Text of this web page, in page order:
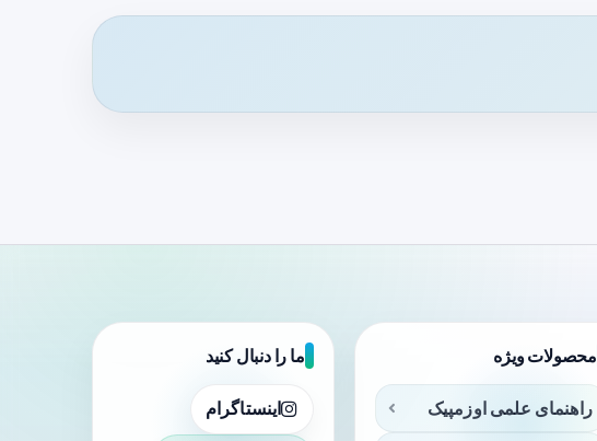
محصولات ویژه
راهنمای علمی اوزمپیک
ما را دنبال کنید
اینستاگرام